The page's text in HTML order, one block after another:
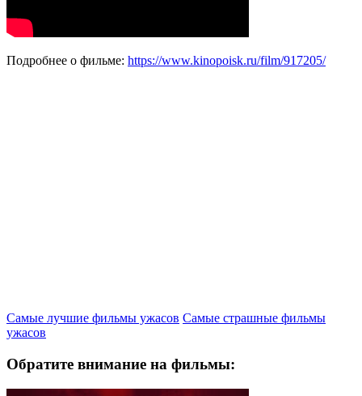
Подробнее о фильме: https://www.kinopoisk.ru/film/917205/
Самые лучшие фильмы ужасов Самые страшные фильмы
ужасов
Обратите внимание на фильмы: